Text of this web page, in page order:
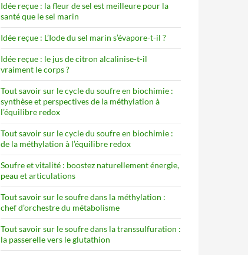
Idée reçue : la fleur de sel est meilleure pour la
santé que le sel marin
Idée reçue : L’Iode du sel marin s’évapore-t-il ?
Idée reçue : le jus de citron alcalinise-t-il
vraiment le corps ?
Tout savoir sur le cycle du soufre en biochimie :
synthèse et perspectives de la méthylation à
l’équilibre redox
Tout savoir sur le cycle du soufre en biochimie :
de la méthylation à l’équilibre redox
Soufre et vitalité : boostez naturellement énergie,
peau et articulations
Tout savoir sur le soufre dans la méthylation :
chef d’orchestre du métabolisme
Tout savoir sur le soufre dans la transsulfuration :
la passerelle vers le glutathion